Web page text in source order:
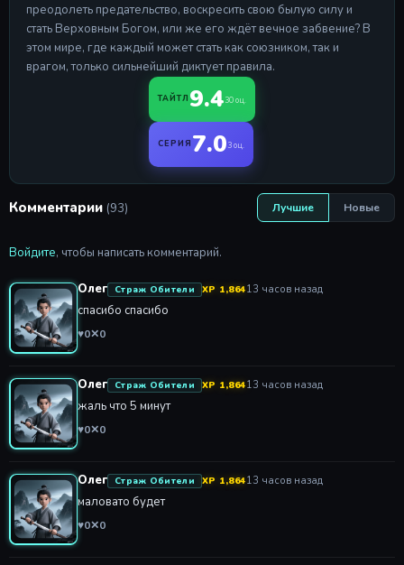
преодолеть предательство, воскресить свою былую силу и
стать Верховным Богом, или же его ждёт вечное забвение? В
этом мире, где каждый может стать как союзником, так и
врагом, только сильнейший диктует правила.
ТАЙТЛ 9.430 оц.
СЕРИЯ 7.03 оц.
Комментарии (93) Лучшие Новые
Войдите, чтобы написать комментарий.
Олег Страж Обители XP 1,86413 часов назад
спасибо спасибо
♥0✕0
Олег Страж Обители XP 1,86413 часов назад
жаль что 5 минут
♥0✕0
Олег Страж Обители XP 1,86413 часов назад
маловато будет
♥0✕0